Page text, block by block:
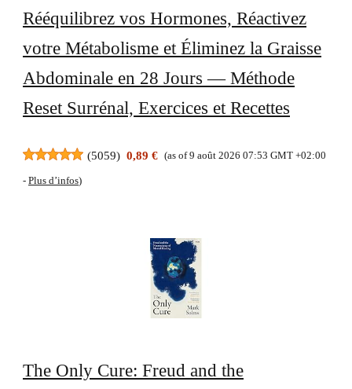
Rééquilibrez vos Hormones, Réactivez
votre Métabolisme et Éliminez la Graisse
Abdominale en 28 Jours — Méthode
Reset Surrénal, Exercices et Recettes
(5059) 0,89 € (as of 9 août 2026 07:53 GMT +02:00
- Plus d’infos)
The Only Cure: Freud and the